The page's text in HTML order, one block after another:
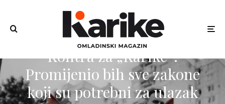
Kontra za „Karike“:
Promijenio bih sve zakone
koji su potrebni za ulazak